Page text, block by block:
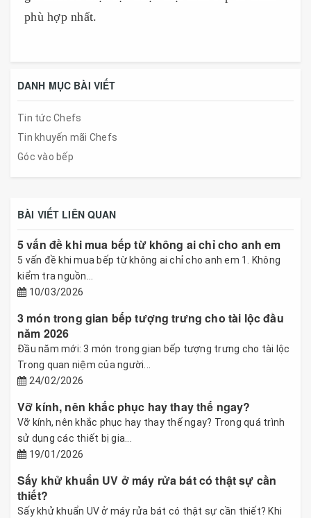
phù hợp nhất.
DANH MỤC BÀI VIẾT
Tin tức Chefs
Tin khuyến mãi Chefs
Góc vào bếp
BÀI VIẾT LIÊN QUAN
5 vấn đề khi mua bếp từ không ai chỉ cho anh em
5 vấn đề khi mua bếp từ không ai chỉ cho anh em 1. Không
kiểm tra nguồn...
10/03/2026
3 món trong gian bếp tượng trưng cho tài lộc đầu
năm 2026
Đầu năm mới: 3 món trong gian bếp tượng trưng cho tài lộc
Trong quan niệm của người...
24/02/2026
Vỡ kính, nên khắc phục hay thay thế ngay?
Vỡ kính, nên khắc phục hay thay thế ngay? Trong quá trình
sử dụng các thiết bị gia...
19/01/2026
Sấy khử khuẩn UV ở máy rửa bát có thật sự cần
thiết?
Sấy khử khuẩn UV ở máy rửa bát có thật sự cần thiết? Khi